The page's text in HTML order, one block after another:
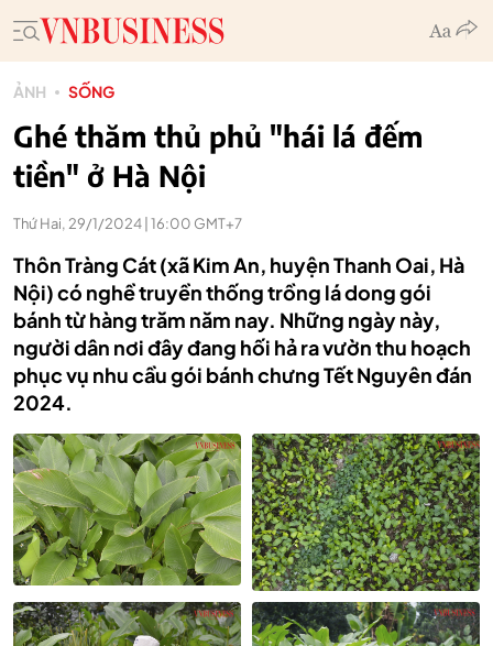
ẢNH SỐNG
Ghé thăm thủ phủ "hái lá đếm
tiền" ở Hà Nội
Thứ Hai, 29/1/2024 | 16:00 GMT+7
Thôn Tràng Cát (xã Kim An, huyện Thanh Oai, Hà
Nội) có nghề truyền thống trồng lá dong gói
bánh từ hàng trăm năm nay. Những ngày này,
người dân nơi đây đang hối hả ra vườn thu hoạch
phục vụ nhu cầu gói bánh chưng Tết Nguyên đán
2024.